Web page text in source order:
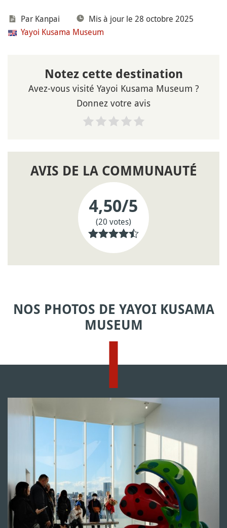
Par Kanpai
Mis à jour le 28 octobre 2025
Yayoi Kusama Museum
Notez cette destination
Avez-vous visité Yayoi Kusama Museum ?
Donnez votre avis
AVIS DE LA COMMUNAUTÉ
4,50/5
(20 votes)
NOS PHOTOS DE YAYOI KUSAMA
MUSEUM